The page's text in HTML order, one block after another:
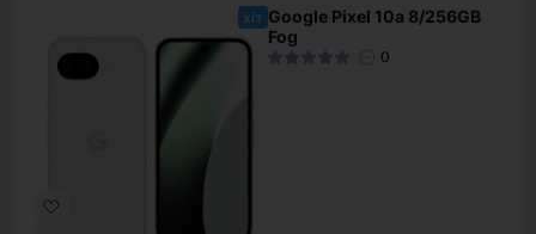
хіт Google Pixel 10a 8/256GB
Fog
0